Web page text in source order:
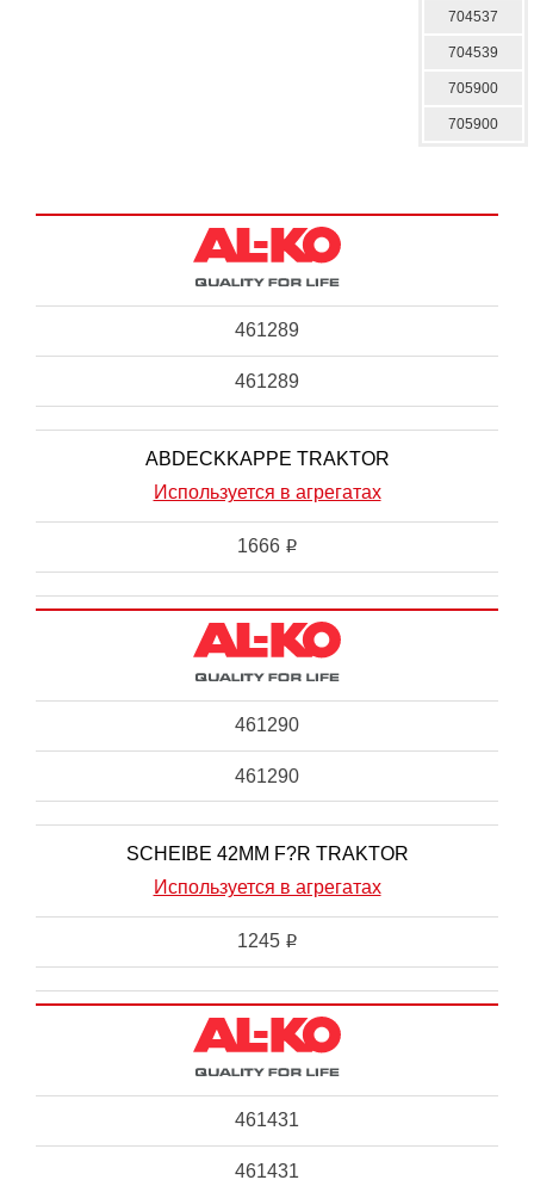
704537
704539
705900
705900
461289
461289
ABDECKKAPPE TRAKTOR
Используется в агрегатах
1666 i
461290
461290
SCHEIBE 42MM F?R TRAKTOR
Используется в агрегатах
1245 i
461431
461431